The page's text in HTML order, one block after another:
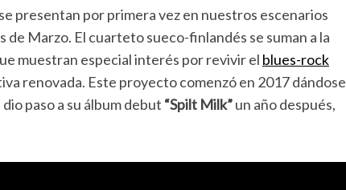
se presentan por primera vez en nuestros escenarios
de Marzo. El cuarteto sueco-finlandés se suman a la
muestran especial interés por revivir el blues-rock
renovada. Este proyecto comenzó en 2017 dándose
dio paso a su álbum debut “Spilt Milk”un año después,